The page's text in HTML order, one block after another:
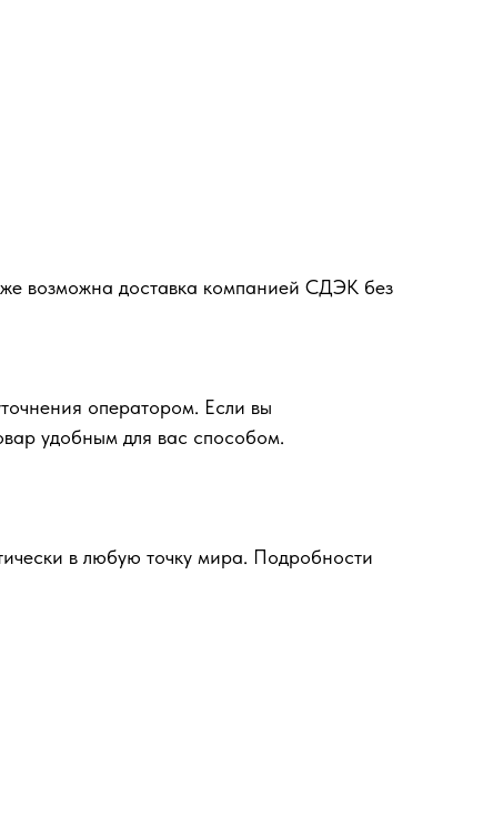
возможна доставка компанией СДЭК без
оператором. Если вы
удобным для вас способом.
в любую точку мира. Подробности